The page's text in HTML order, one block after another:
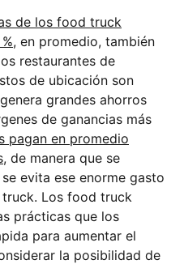
de los food truck
, en promedio, también
restaurantes de
de ubicación son
grandes ahorros
de ganancias más
pagan en promedio
, de manera que se
evita ese enorme gasto
Los food truck
prácticas que los
para aumentar el
la posibilidad de